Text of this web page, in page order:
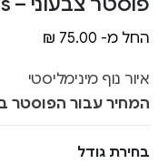
החל מ- ₪ 75.00
איור נוף מינימליסטי
המחיר עבור הפוסטר
בחירת גודל